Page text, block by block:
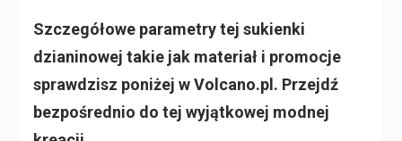
Szczegółowe parametry tej sukienki
dzianinowej takie jak materiał i promocje
sprawdzisz poniżej w Volcano.pl. Przejdź
bezpośrednio do tej wyjątkowej modnej